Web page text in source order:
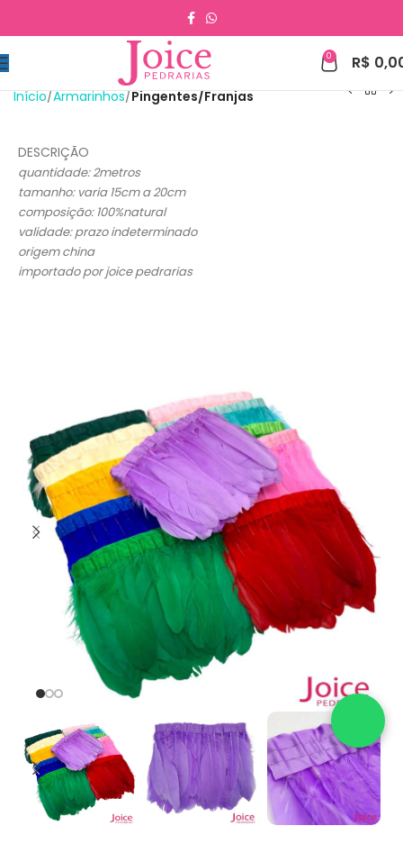
0 R$
Início Armarinhos Pingentes/Franjas
DESCRIÇÃO
quantidade: 2metros
tamanho: varia 15cm a 20cm
composição: 100%natural
validade: prazo indeterminado
origem china
importado por joice pedrarias